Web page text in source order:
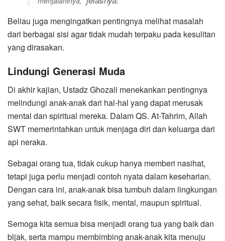
Beliau juga mengingatkan pentingnya melihat masalah
dari berbagai sisi agar tidak mudah terpaku pada kesulitan
yang dirasakan.
Lindungi Generasi Muda
Di akhir kajian, Ustadz Ghozali menekankan pentingnya
melindungi anak-anak dari hal-hal yang dapat merusak
mental dan spiritual mereka. Dalam QS. At-Tahrim, Allah
SWT memerintahkan untuk menjaga diri dan keluarga dari
api neraka.
Sebagai orang tua, tidak cukup hanya memberi nasihat,
tetapi juga perlu menjadi contoh nyata dalam keseharian.
Dengan cara ini, anak-anak bisa tumbuh dalam lingkungan
yang sehat, baik secara fisik, mental, maupun spiritual.
Semoga kita semua bisa menjadi orang tua yang baik dan
bijak, serta mampu membimbing anak-anak kita menuju